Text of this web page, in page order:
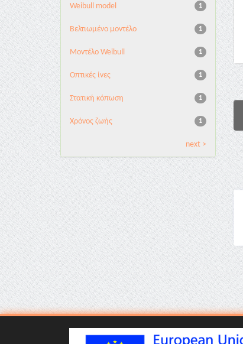
1
Weibull model
1
Βελτιωμένο μοντέλο
1
Μοντέλο Weibull
1
Οπτικές ίνες
1
Στατική κόπωση
1
Χρόνος ζωής
next >